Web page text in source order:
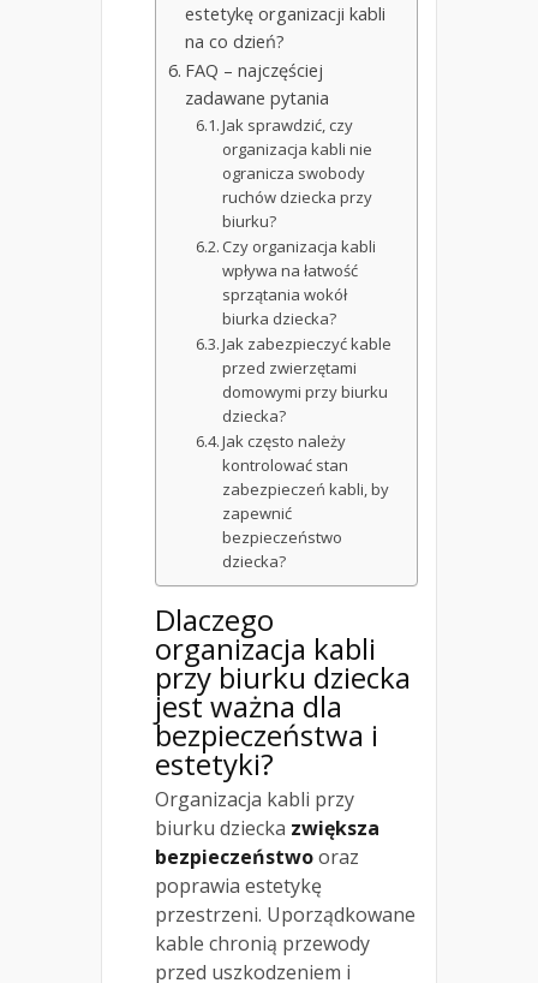
estetykę organizacji kabli
na co dzień?
FAQ – najczęściej
zadawane pytania
Jak sprawdzić, czy
organizacja kabli nie
ogranicza swobody
ruchów dziecka przy
biurku?
Czy organizacja kabli
wpływa na łatwość
sprzątania wokół
biurka dziecka?
Jak zabezpieczyć kable
przed zwierzętami
domowymi przy biurku
dziecka?
Jak często należy
kontrolować stan
zabezpieczeń kabli, by
zapewnić
bezpieczeństwo
dziecka?
Dlaczego
organizacja kabli
przy biurku dziecka
jest ważna dla
bezpieczeństwa i
estetyki?
Organizacja kabli przy
biurku dziecka zwiększa
bezpieczeństwooraz
poprawia estetykę
przestrzeni. Uporządkowane
kable chronią przewody
przed uszkodzeniem i